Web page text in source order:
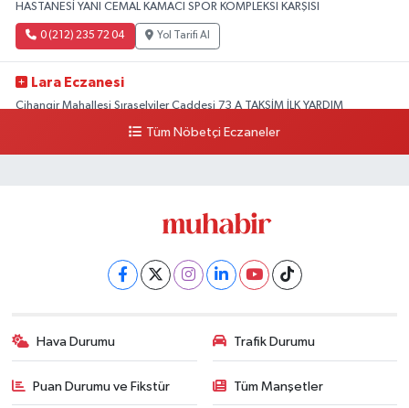
HASTANESİ YANI CEMAL KAMACI SPOR KOMPLEKSI KARŞISI
0 (212) 235 72 04 Yol Tarifi Al
Lara Eczanesi
Cihangir Mahallesi Sıraselviler Caddesi 73 A TAKSİM İLK YARDIM
Tüm Nöbetçi Eczaneler
Hava Durumu Trafik Durumu
Puan Durumu ve Fikstür Tüm Manşetler